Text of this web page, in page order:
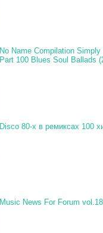
No Name Compilation
Part 100 Blues Soul Ballads
Disco 80-x в ремиксах 100
Music News For Forum